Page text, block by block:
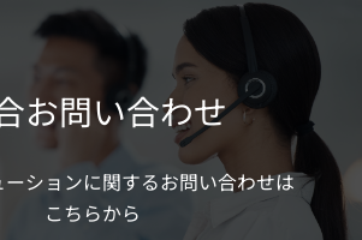
お問い合わせ
ションに関するお問い合わせは
こちらから